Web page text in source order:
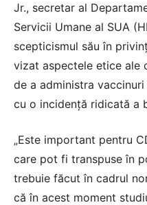
Jr., secretar al
Servicii Umane al SUA
scepticismul său în
vizat aspectele etice ale
de a administra
cu o incidență ridicată a
„Este important pentru
care pot fi transpuse în
trebuie făcut în cadrul
că în acest moment